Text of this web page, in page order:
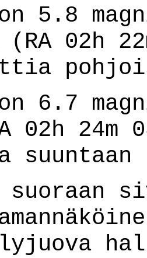
5.8
(RA 02h
6.7
02h 24m
suuntaan
suoraan